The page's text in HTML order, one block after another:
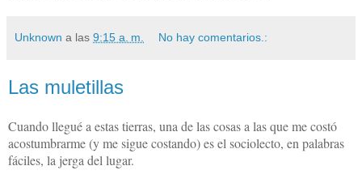
Unknown a las 9:15 a. m. No hay comentarios.:
Las muletillas
Cuando llegué a estas tierras, una de las cosas a las que me costó
acostumbrarme (y me sigue costando) es el sociolecto, en palabras
fáciles, la jerga del lugar.